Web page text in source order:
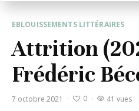
EBLOUISSEMENTS LITTÉRAIRES
Attrition
Frédéric
7 octobre 2021 · 0 · 41 vues